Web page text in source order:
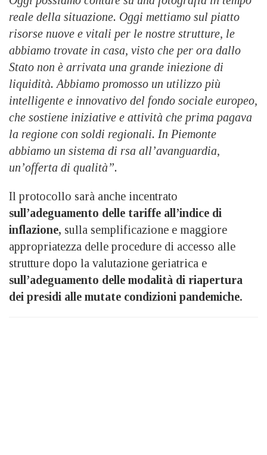
reale della situazione. Oggi mettiamo sul piatto
risorse nuove e vitali per le nostre strutture, le
abbiamo trovate in casa, visto che per ora dallo
Stato non è arrivata una grande iniezione di
liquidità. Abbiamo promosso un utilizzo più
intelligente e innovativo del fondo sociale europeo,
che sostiene iniziative e attività che prima pagava
la regione con soldi regionali. In Piemonte
abbiamo un sistema di rsa all’avanguardia,
un’offerta di qualità”.
Il protocollo sarà anche incentrato
sull’adeguamento delle tariffe all’indice di
inflazione, sulla semplificazione e maggiore
appropriatezza delle procedure di accesso alle
strutture dopo la valutazione geriatrica e
sull’adeguamento delle modalità di riapertura
dei presidi alle mutate condizioni pandemiche.